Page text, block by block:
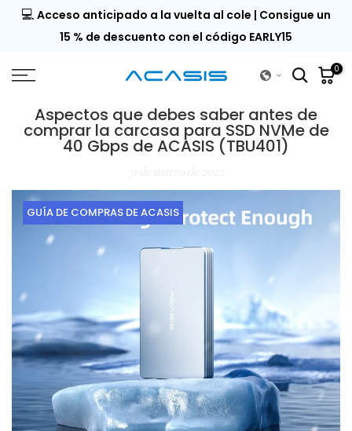
Saltar
💻 Acceso anticipado a la vuelta al cole | Consigue un
15 % de descuento con el código EARLY15
0
Aspectos que debes saber antes de
comprar la carcasa para SSD NVMe de
40 Gbps de ACASIS (TBU401)
GUÍA DE COMPRAS DE ACASIS